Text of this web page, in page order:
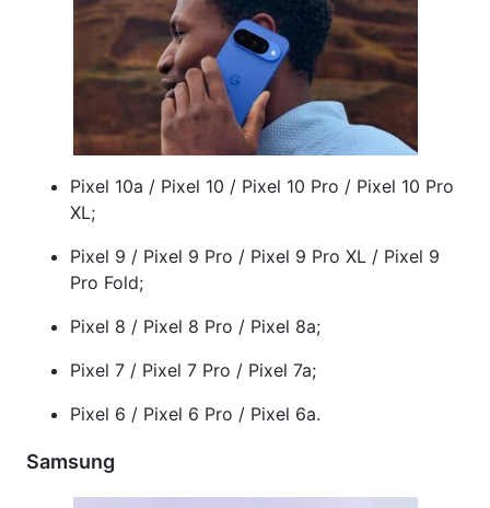
Тема оформлення
Pixel 10a / Pixel 10 / Pixel 10 Pro / Pixel 10 Pro
XL;
Pixel 9 / Pixel 9 Pro / Pixel 9 Pro XL / Pixel 9
Pro Fold;
Pixel 8 / Pixel 8 Pro / Pixel 8a;
Pixel 7 / Pixel 7 Pro / Pixel 7a;
Pixel 6 / Pixel 6 Pro / Pixel 6a.
Samsung